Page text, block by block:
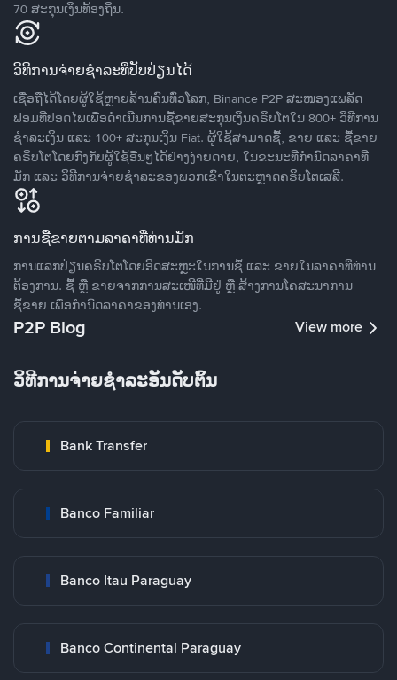
70 ສະກຸນເງິນທ້ອງຖິ່ນ.
ວິທີການຈ່າຍຊຳລະທີ່ປັບປ່ຽນໄດ້
ເຊື່ອຖືໄດ້ໂດຍຜູ້ໃຊ້ຫຼາຍລ້ານຄົນທົ່ວໂລກ, Binance P2P ສະໜອງແພລັດ
ຟອມທີ່ປອດໄພເພື່ອດໍາເນີນການຊື້ຂາຍສະກຸນເງິນຄຣິບໂຕໃນ 800+ ວິທີການ
ຊໍາລະເງິນ ແລະ 100+ ສະກຸນເງິນ Fiat. ຜູ້ໃຊ້ສາມາດຊື້, ຂາຍ ແລະ ຊື້ຂາຍ
ຄຣິບໂຕໂດຍກົງກັບຜູ້ໃຊ້ອື່ນໆໄດ້ຢ່າງງ່າຍດາຍ, ໃນຂະນະທີ່ກໍານົດລາຄາທີ່
ມັກ ແລະ ວິທີການຈ່າຍຊຳລະຂອງພວກເຂົາໃນຕະຫຼາດຄຣິບໂຕເສລີ.
ການຊື້ຂາຍຕາມລາຄາທີ່ທ່ານມັກ
ການແລກປ່ຽນຄຣິບໂຕໂດຍອິດສະຫຼະໃນການຊື້ ແລະ ຂາຍໃນລາຄາທີ່ທ່ານ
ຕ້ອງການ. ຊື້ ຫຼື ຂາຍຈາກການສະເໜີທີ່ມີຢູ່ ຫຼື ສ້າງການໂຄສະນາການ
ຊື້ຂາຍ ເພື່ອກໍານົດລາຄາຂອງທ່ານເອງ.
P2P Blog View more
ວິທີການຈ່າຍຊຳລະອັນດັບຕົ້ນ
Bank Transfer
Banco Familiar
Banco Itau Paraguay
Banco Continental Paraguay